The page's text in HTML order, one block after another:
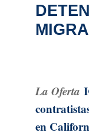
La Oferta
en